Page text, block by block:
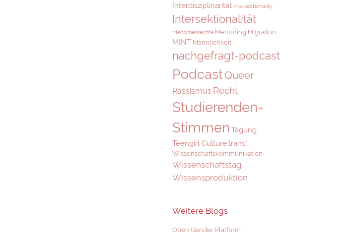
Interdisziplinarität intersectionality
Intersektionalität
Menschenrechte Mentoring Migration
MINT Männlichkeit
nachgefragt-podcast
PodcastQueer
Rassismus Recht
Studierenden-
Stimmen Tagung
Teengirl Culturetrans*
Wissenschaftskommunikation
Wissenschaftstag
Wissensproduktion
Weitere Blogs
Open Gender Platform